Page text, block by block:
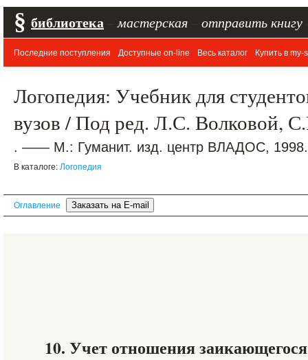
§ библиотека мастерская отправить книгу
Последние поступления Доступные on-line Весь каталог Купить в my-
Логопедия: Учебник для
вузов / Под ред. Л.С. Волковой,
. —— М.: Гуманит. изд. центр ВЛАДОС,
В каталоге: Логопедия
Оглавление
10. Учет отношения